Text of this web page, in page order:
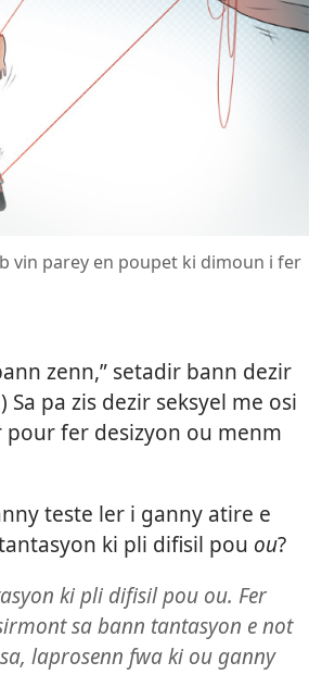
vin parey en poupet ki dimoun i fer
zenn,” setadir bann dezir
) Sa pa zis dezir seksyel me osi
pour fer desizyon ou menm
teste ler i ganny atire e
ki pli difisil pou ou?
ki pli difisil pou ou. Fer
sa bann tantasyon e not
laprosenn fwa ki ou ganny